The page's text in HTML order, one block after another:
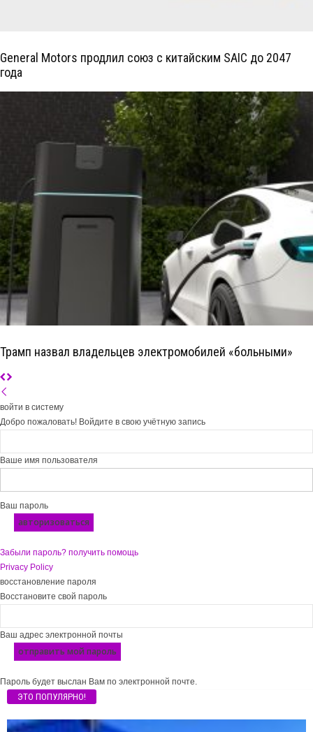
General Motors продлил союз с китайским SAIC до 2047
года
Трамп назвал владельцев электромобилей «больными»
войти в систему
Добро пожаловать! Войдите в свою учётную запись
Ваше имя пользователя
Ваш пароль
Забыли пароль? получить помощь
Privacy Policy
восстановление пароля
Восстановите свой пароль
Ваш адрес электронной почты
Пароль будет выслан Вам по электронной почте.
ЭТО ПОПУЛЯРНО!